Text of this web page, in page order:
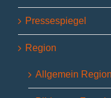
Pressespiegel
Region
Allgemein Region